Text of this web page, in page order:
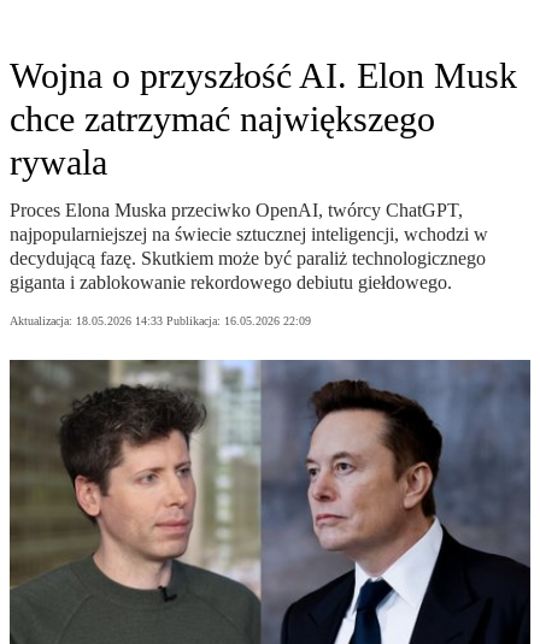
Wojna o przyszłość AI. Elon Musk
chce zatrzymać największego
rywala
Proces Elona Muska przeciwko OpenAI, twórcy ChatGPT,
najpopularniejszej na świecie sztucznej inteligencji, wchodzi w
decydującą fazę. Skutkiem może być paraliż technologicznego
giganta i zablokowanie rekordowego debiutu giełdowego.
Aktualizacja: 18.05.2026 14:33 Publikacja: 16.05.2026 22:09